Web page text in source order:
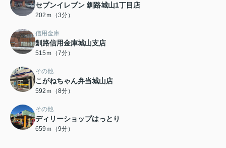
セブンイレブン 釧路城山1丁目店
202ｍ（3分）
信用金庫
釧路信用金庫城山支店
515ｍ（7分）
その他
こがねちゃん弁当城山店
592ｍ（8分）
その他
ディリーショップはっとり
659ｍ（9分）